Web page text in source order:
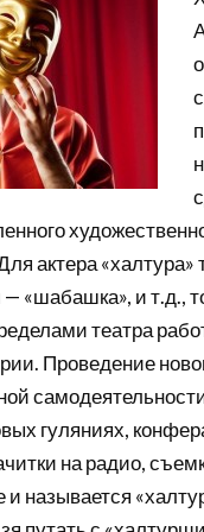
актера
«шабашка», и т.д.,
театра
Проведение
гуляниях,
на радио,
называется